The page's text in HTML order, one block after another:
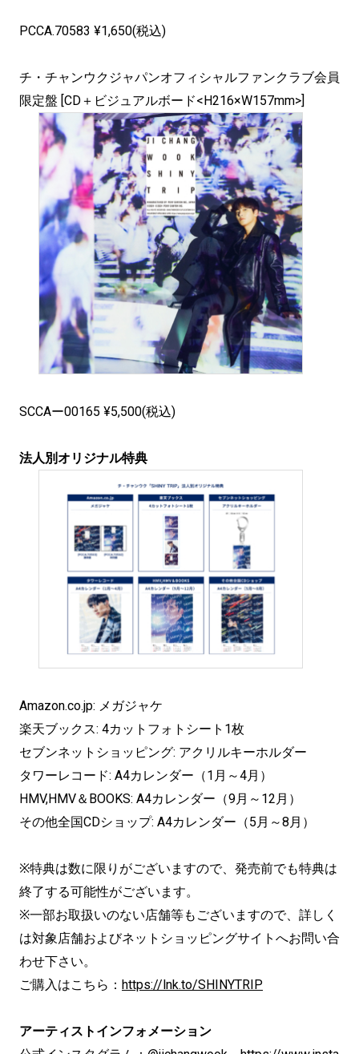
PCCA.70583 ¥1,650(税込)
チ・チャンウクジャパンオフィシャルファンクラブ会員
限定盤 [CD＋ビジュアルボード<H216×W157mm>]
SCCAー00165 ¥5,500(税込)
法人別オリジナル特典
Amazon.co.jp: メガジャケ
楽天ブックス: 4カットフォトシート1枚
セブンネットショッピング: アクリルキーホルダー
タワーレコード: A4カレンダー（1月～4月）
HMV,HMV＆BOOKS: A4カレンダー（9月～12月）
その他全国CDショップ: A4カレンダー（5月～8月）
※特典は数に限りがございますので、発売前でも特典は
終了する可能性がございます。
※一部お取扱いのない店舗等もございますので、詳しく
は対象店舗およびネットショッピングサイトへお問い合
わせ下さい。
ご購入はこちら： https://lnk.to/SHINYTRIP
アーティストインフォメーション